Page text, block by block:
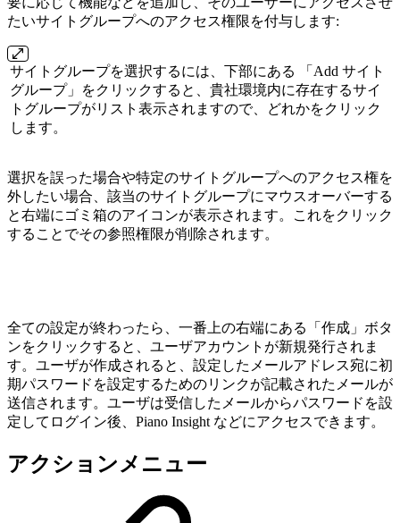
たいサイトグループへのアクセス権限を付与します:
サイトグループを選択するには、下部にある 「Add サイト
グループ」をクリックすると、貴社環境内に存在するサイ
トグループがリスト表示されますので、どれかをクリック
します。
選択を誤った場合や特定のサイトグループへのアクセス権を
外したい場合、該当のサイトグループにマウスオーバーする
と右端にゴミ箱のアイコンが表示されます。これをクリック
することでその参照権限が削除されます。
全ての設定が終わったら、一番上の右端にある「作成」ボタ
ンをクリックすると、ユーザアカウントが新規発行されま
す。ユーザが作成されると、設定したメールアドレス宛に初
期パスワードを設定するためのリンクが記載されたメールが
送信されます。ユーザは受信したメールからパスワードを設
定してログイン後、Piano Insight などにアクセスできます。
アクションメニュー